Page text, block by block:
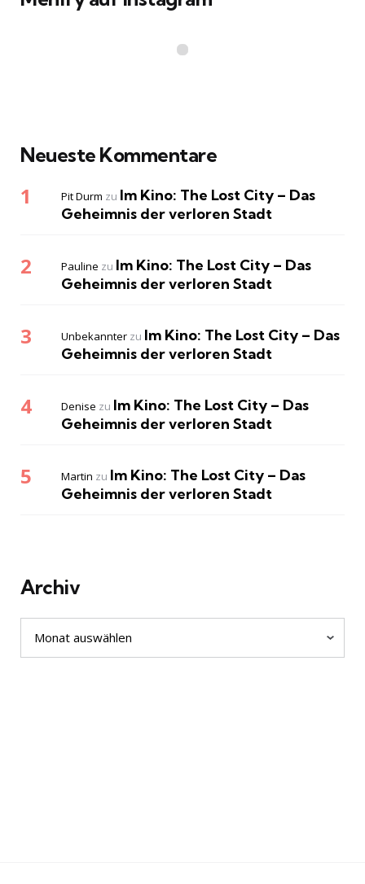
Neueste Kommentare
Pit Durm zu Im Kino: The Lost City – Das
Geheimnis der verloren Stadt
Pauline zu Im Kino: The Lost City – Das
Geheimnis der verloren Stadt
Unbekannter zu Im Kino: The Lost City – Das
Geheimnis der verloren Stadt
Denise zu Im Kino: The Lost City – Das
Geheimnis der verloren Stadt
Martin zu Im Kino: The Lost City – Das
Geheimnis der verloren Stadt
Archiv
Archiv